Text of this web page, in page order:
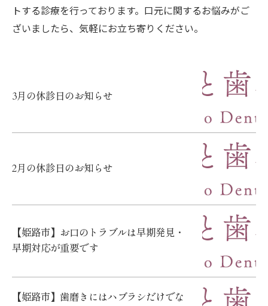
トする診療を行っております。口元に関するお悩みがご
ざいましたら、気軽にお立ち寄りください。
3月の休診日のお知らせ
2月の休診日のお知らせ
【姫路市】お口のトラブルは早期発見・
早期対応が重要です
【姫路市】歯磨きにはハブラシだけでな